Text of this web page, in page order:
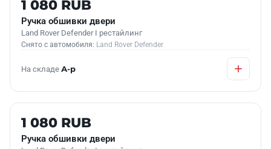
1 080 RUB
Ручка обшивки двери
Land Rover Defender I рестайлинг
Снято с автомобиля: Land Rover Defender
На складе А-р
Б/У В НАЛИЧИИ
1 080 RUB
Ручка обшивки двери